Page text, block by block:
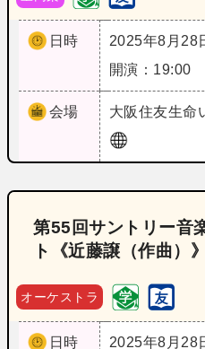
日時
2025年8月28
開演：19:00
会場 大阪住友生命
第55回サントリー音
ト《近藤譲（作曲）》
オーケストラ
日時 2025年8月28